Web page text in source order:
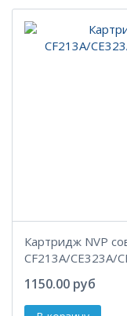
Картридж NVP
CF213A/CE323A/
1150.00 руб